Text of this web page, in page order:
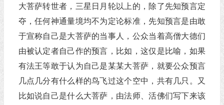
大菩萨转世者，三星日月轮以上的，除了先知预言定
夺，任何神通量境均不为定论标准，先知预言是由敢
于宣称自己是大菩萨的当事人，公众当着高僧大德们
由被认定者自己作的预言，比如，这仅是比喻，如果
有法王等敢于认为自己是某某大菩萨，就要公众预言
几点几分有什么样的鸟飞过这个空中，共有几只。又
比如说自己是什么大菩萨，由法师、活佛们写下来该